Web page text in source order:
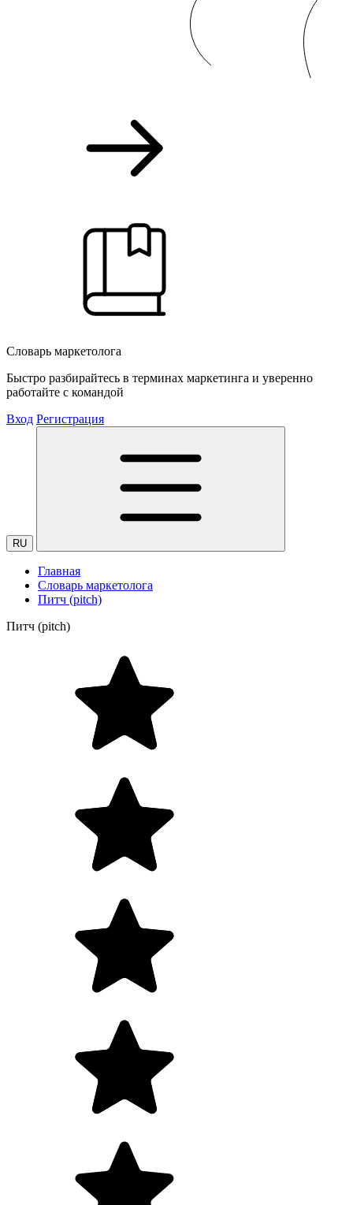
Словарь маркетолога
Быстро разбирайтесь в терминах маркетинга и уверенно
работайте с командой
Вход Регистрация
RU
Главная
Словарь маркетолога
Питч (pitch)
Питч (pitch)